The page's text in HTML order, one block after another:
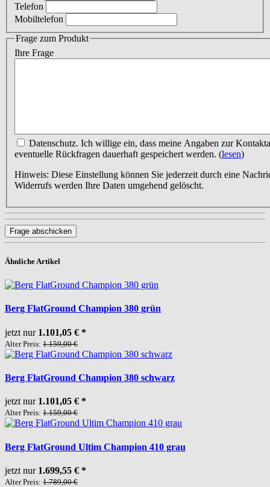
Telefon
Mobiltelefon
Frage zum Produkt
Ihre Frage
eventuelle Rückfragen dauerhaft gespeichert werden. (lesen)
Hinweis: Diese Einstellung können Sie jederzeit durch eine
Widerrufs werden Ihre Daten umgehend gelöscht.
Frage abschicken
Ähnliche Artikel
Berg FlatGround Champion 380 grün
jetzt nur 1.101,05 € *
Alter Preis: 1.159,00 €
Berg FlatGround Champion 380 schwarz
jetzt nur 1.101,05 € *
Alter Preis: 1.159,00 €
Berg FlatGround Ultim Champion 410 grau
jetzt nur 1.699,55 € *
Alter Preis: 1.789,00 €